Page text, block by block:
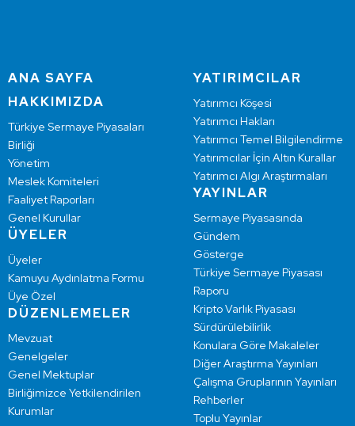
ANA SAYFA
HAKKIMIZDA
Türkiye Sermaye Piyasaları
Birliği
Yönetim
Meslek Komiteleri
Faaliyet Raporları
Genel Kurullar
ÜYELER
Üyeler
Kamuyu Aydınlatma Formu
Üye Özel
DÜZENLEMELER
Mevzuat
Genelgeler
Genel Mektuplar
Birliğimizce Yetkilendirilen
Kurumlar
YATIRIMCILAR
Yatırımcı Köşesi
Yatırımcı Hakları
Yatırımcı Temel Bilgilendirme
Yatırımcılar İçin Altın Kurallar
Yatırımcı Algı Araştırmaları
YAYINLAR
Sermaye Piyasasında
Gündem
Gösterge
Türkiye Sermaye Piyasası
Raporu
Kripto Varlık Piyasası
Sürdürülebilirlik
Konulara Göre Makaleler
Diğer Araştırma Yayınları
Çalışma Gruplarının Yayınları
Rehberler
Toplu Yayınlar